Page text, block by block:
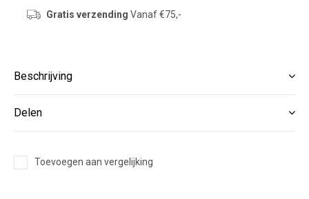
Gratis verzending Vanaf €75,-
Beschrijving
Delen
Toevoegen aan vergelijking